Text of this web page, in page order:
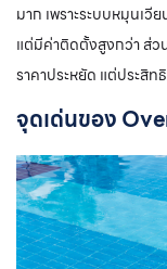
มาก เพราะระบบหมุนเวี
แต่มีค่าติดตั้งสูงกว่า ส่ว
ราคาประหยัด แต่ประสิท
จุดเด่นของ